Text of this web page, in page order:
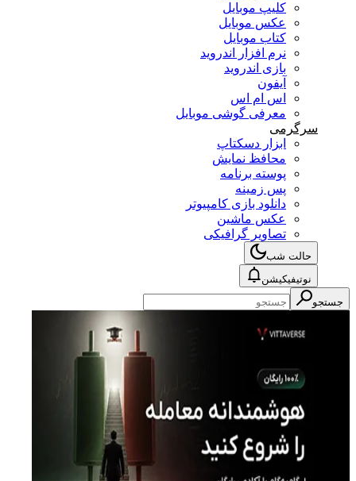
کلیپ موبایل
عکس موبایل
کتاب موبایل
نرم افزار اندروید
بازی اندروید
آیفون
اس ام اس
معرفی گوشی موبایل
سرگرمی
ابزار دسکتاپ
محافظ نمایش
پوسته برنامه
پس زمینه
دانلود بازی کامپیوتر
عکس ماشین
تصاویر گرافیکی
حالت شب
نوتیفیکیشن
جستجو